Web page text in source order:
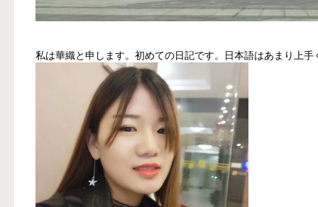
私は華織と申します。初めての日記です。日本語はあまり上